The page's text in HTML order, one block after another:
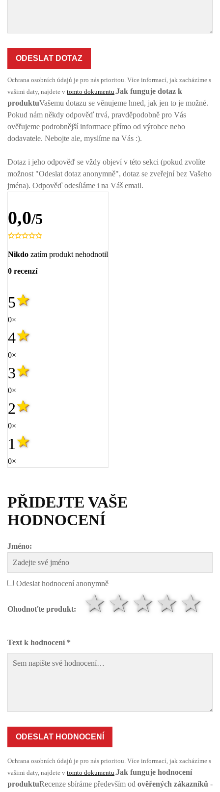
ODESLAT DOTAZ
Ochrana osobních údajů je pro nás prioritou. Více informací, jak zacházíme s
vašimi daty, najdete v tomto dokumentu.Jak funguje dotaz k
produktuVašemu dotazu se věnujeme hned, jak jen to je možné.
Pokud nám někdy odpověď trvá, pravděpodobně pro Vás
ověřujeme podrobnější informace přímo od výrobce nebo
dodavatele. Nebojte ale, myslíme na Vás :).
Dotaz i jeho odpověď se vždy objeví v této sekci (pokud zvolíte
možnost "Odeslat dotaz anonymně", dotaz se zveřejní bez Vašeho
jména). Odpověď odesíláme i na Váš email.
0,0/5
Nikdo zatím produkt nehodnotil
0 recenzí
5
0×
4
0×
3
0×
2
0×
1
0×
PŘIDEJTE VAŠE
HODNOCENÍ
Jméno:
Odeslat hodnocení anonymně
Ohodnoťte produkt: 4
3
2
1 hvězda
Text k hodnocení *
ODESLAT HODNOCENÍ
Ochrana osobních údajů je pro nás prioritou. Více informací, jak zacházíme s
vašimi daty, najdete v tomto dokumentu.Jak funguje hodnocení
produktuRecenze sbíráme především od ověřených zákazníků -